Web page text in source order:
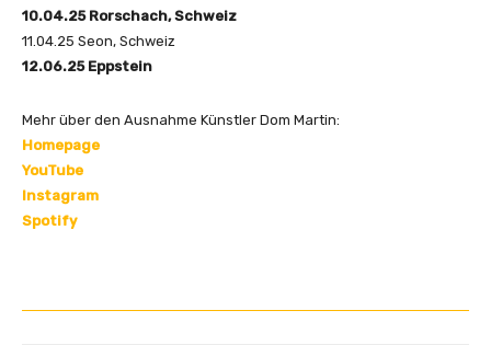
10.04.25 Rorschach, Schweiz
11.04.25 Seon, Schweiz
12.06.25 Eppstein
Mehr über den Ausnahme Künstler Dom Martin:
Homepage
YouTube
Instagram
Spotify